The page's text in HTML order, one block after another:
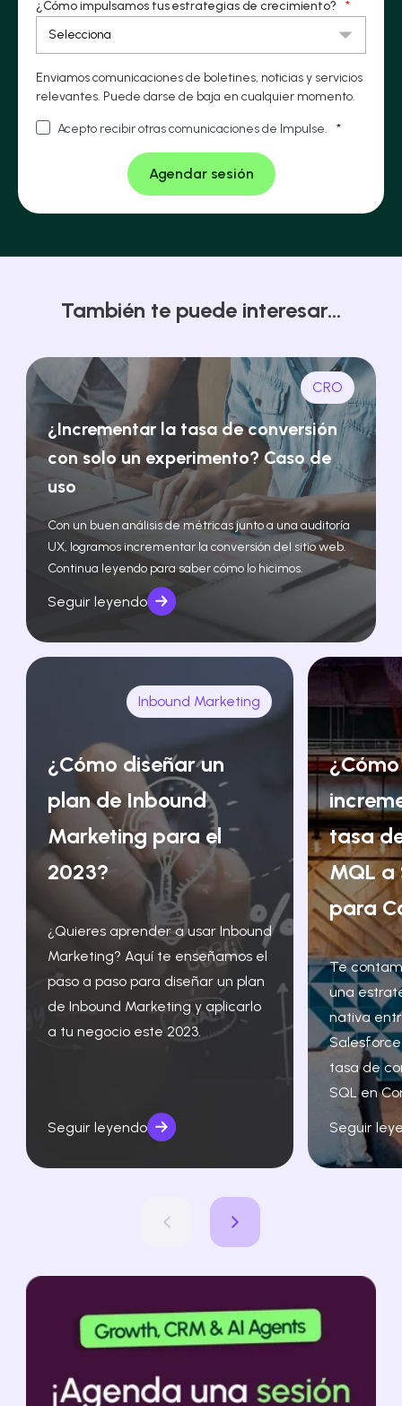
¿Cómo impulsamos tus estrategias de crecimiento? *
Enviamos comunicaciones de boletines, noticias y servicios
relevantes. Puede darse de baja en cualquier momento.
Acepto recibir otras comunicaciones de Impulse. *
También te puede interesar...
CRO
¿Incrementar la tasa de conversión
con solo un experimento? Caso de
uso
Con un buen análisis de métricas junto a una auditoría
UX, logramos incrementar la conversión del sitio web.
Continua leyendo para saber cómo lo hicimos.
Seguir leyendo
Inbound Marketing
¿Cómo diseñar un
plan de Inbound
Marketing para el
2023?
¿Quieres aprender a usar Inbound
Marketing? Aquí te enseñamos el
paso a paso para diseñar un plan
de Inbound Marketing y aplicarlo
a tu negocio este 2023.
Seguir leyendo
¿Cómo
tasa
MQL a
para
Te
una
nativa
tasa de
SQL en
Seguir